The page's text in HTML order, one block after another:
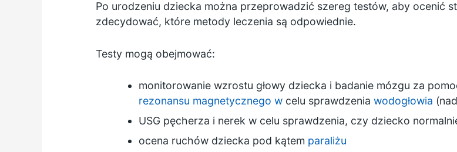
Po urodzeniu dziecka można przeprowadzić szereg testów, aby ocenić
zdecydować, które metody leczenia są odpowiednie.
Testy mogą obejmować:
monitorowanie wzrostu głowy dziecka i badanie mózgu za
rezonansu magnetycznego w celu sprawdzeniawodogłowia
USG pęcherza i nerek w celu sprawdzenia, czy dziecko
ocena ruchów dziecka pod kątem paraliżu